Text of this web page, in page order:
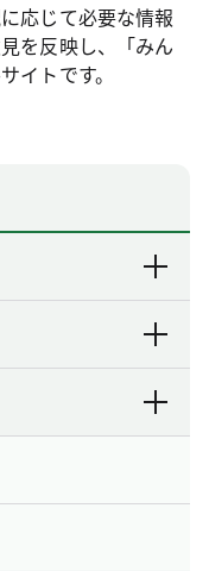
応じて必要な情報
を反映し、「みん
イトです。